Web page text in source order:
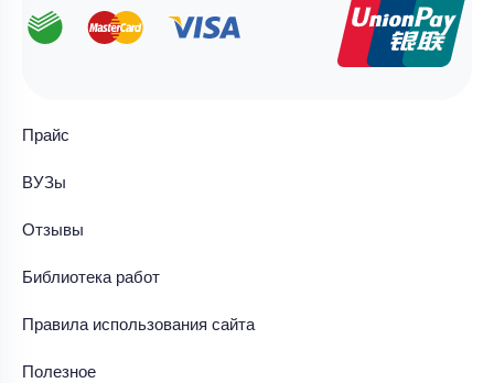
Прайс
ВУЗы
Отзывы
Библиотека работ
Правила использования сайта
Полезное